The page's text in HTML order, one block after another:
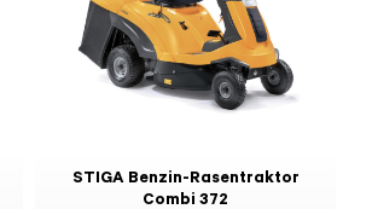
STIGA Benzin-Rasentraktor
Combi 372